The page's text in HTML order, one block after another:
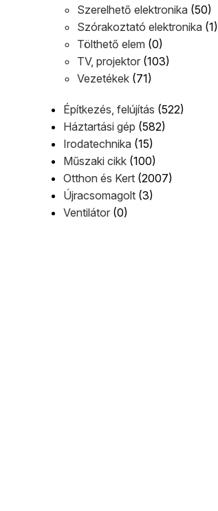
Szerelhető elektronika (50)
Szórakoztató elektronika (1)
Tölthető elem (0)
TV, projektor (103)
Vezetékek (71)
Építkezés, felújítás (522)
Háztartási gép (582)
Irodatechnika (15)
Műszaki cikk (100)
Otthon és Kert (2007)
Újracsomagolt (3)
Ventilátor (0)